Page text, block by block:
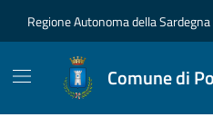
Regione Autonoma della Sardegna
Comune di